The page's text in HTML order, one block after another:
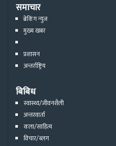
समाचार
ब्रेकिंग न्युज
मुख्य खबर
प्रशासन
अन्तर्राष्ट्रिय
बिबिध
स्वास्थ्य/जीवनशैली
अन्तरवार्ता
कला/साहित्य
विचार/ब्लग